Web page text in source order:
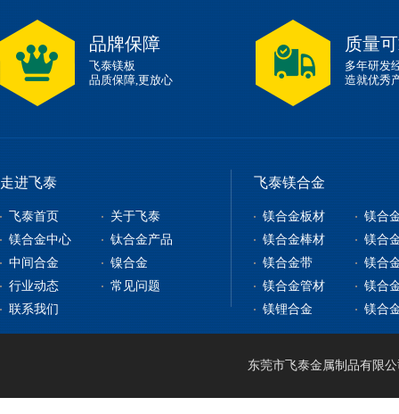
品牌保障
飞泰镁板
品质保障,更放心
质量
多年研发
造就优秀
走进飞泰
飞泰首页
关于飞泰
镁合金中心
镁合金板材
镁合金型材
镁合金棒材
钛合金产品
钛合金板
钛合金棒
中间合金
钇铁合金
稀土镁中间合金
镍合金
纯镍
行业动态
常见问题
联系我们
飞泰镁合金
镁合金板材
镁合
镁合金棒材
镁合
镁合金带
镁合
镁合金管材
镁合
镁锂合金
镁合
东莞市飞泰金属制品有限